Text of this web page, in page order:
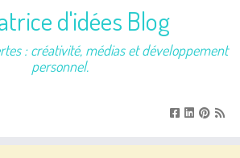
d'idées Blog
: créativité, médias et développement
personnel.